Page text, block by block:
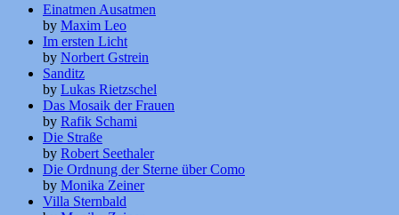
Einatmen Ausatmen
by Maxim Leo
Im ersten Licht
by Norbert Gstrein
Sanditz
by Lukas Rietzschel
Das Mosaik der Frauen
by Rafik Schami
Die Straße
by Robert Seethaler
Die Ordnung der Sterne über Como
by Monika Zeiner
Villa Sternbald